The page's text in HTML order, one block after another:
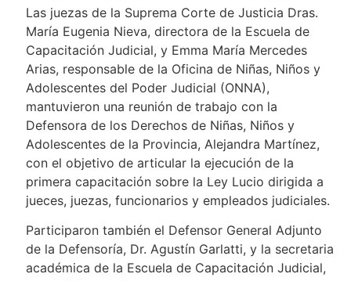
Las juezas de la Suprema Corte de Justicia Dras.
María Eugenia Nieva, directora de la Escuela de
Capacitación Judicial, y Emma María Mercedes
Arias, responsable de la Oficina de Niñas, Niños y
Adolescentes del Poder Judicial (ONNA),
mantuvieron una reunión de trabajo con la
Defensora de los Derechos de Niñas, Niños y
Adolescentes de la Provincia, Alejandra Martínez,
con el objetivo de articular la ejecución de la
primera capacitación sobre la Ley Lucio dirigida a
jueces, juezas, funcionarios y empleados judiciales.
Participaron también el Defensor General Adjunto
de la Defensoría, Dr. Agustín Garlatti, y la secretaria
académica de la Escuela de Capacitación Judicial,